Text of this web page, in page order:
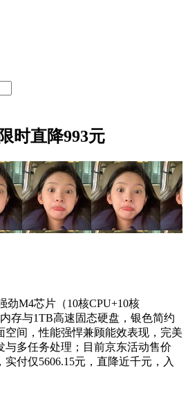
时直降993元
劲M4芯片（10核CPU+10核
存与1TB高速固态硬盘，银色简约
空间，性能强悍兼顾能效表现，完美
与多任务处理；目前京东活动售价
付仅5606.15元，直降近千元，入